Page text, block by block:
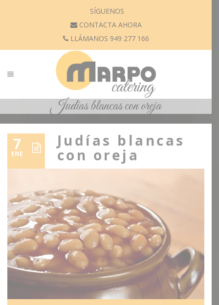
SÍGUENOS
CONTACTA AHORA
LLÁMANOS 949 277 166
Judías blancas con oreja
7
ENE
Judías blancas
con oreja